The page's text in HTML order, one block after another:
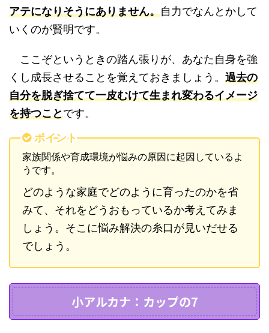
アテになりそうにありません。自力でなんとかして
いくのが賢明です。
ここぞというときの踏ん張りが、あなた自身を強
くし成長させることを覚えておきましょう。 過去の
自分を脱ぎ捨てて一皮むけて生まれ変わるイメージ
を持つことです。
ポイント
家族関係や育成環境が悩みの原因に起因しているよ
うです。
どのような家庭でどのように育ったのかを省
みて、それをどうおもっているか考えてみま
しょう。そこに悩み解決の糸口が見いだせる
でしょう。
小アルカナ：カップの7